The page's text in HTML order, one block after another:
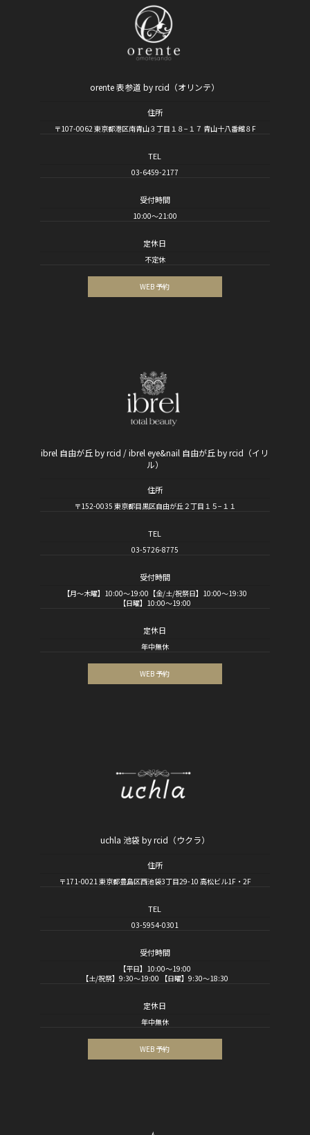
orente 表参道 by rcid（オリンテ）
住所
〒107-0062 東京都港区南青山３丁目１８−１７ 青山十八番館８F
TEL
03-6459-2177
受付時間
10:00～21:00
定休日
不定休
WEB 予約
ibrel 自由が丘 by rcid / ibrel eye&nail 自由が丘 by rcid（イリ
ル）
住所
〒152-0035 東京都目黒区自由が丘２丁目１５−１１
TEL
03-5726-8775
受付時間
【月～木曜】10:00～19:00【金/土/祝祭日】10:00～19:30
【日曜】10:00～19:00
定休日
年中無休
WEB 予約
uchla 池袋 by rcid（ウクラ）
住所
〒171-0021 東京都豊島区西池袋3丁目29-10 高松ビル1F・2F
TEL
03-5954-0301
受付時間
【平日】10:00～19:00
【土/祝祭】9:30～19:00 【日曜】9:30～18:30
定休日
年中無休
WEB 予約